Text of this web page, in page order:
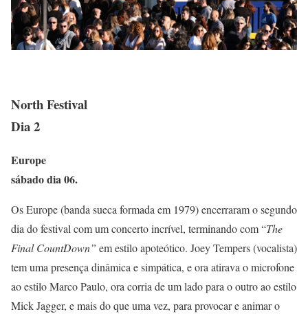
North Festival
Dia 2
Europe
sábado dia 06.
Os Europe (banda sueca formada em 1979) encerraram o segundo
dia do festival com um concerto incrível, terminando com “The
Final CountDown” em estilo apoteótico. Joey Tempers (vocalista)
tem uma presença dinâmica e simpática, e ora atirava o microfone
ao estilo Marco Paulo, ora corria de um lado para o outro ao estilo
Mick Jagger, e mais do que uma vez, para provocar e animar o